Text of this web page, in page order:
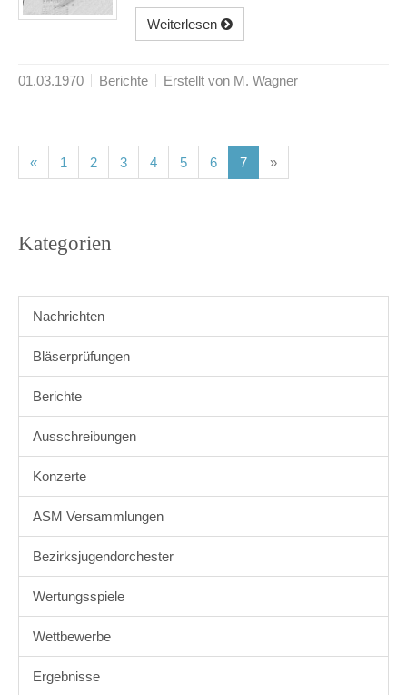
Weiterlesen
01.03.1970 Berichte Erstellt von M. Wagner
« 1 (current)
2(current)
3(current)
4(current)
5(current)
6(current)
7(current)
»
Kategorien
Nachrichten
Bläserprüfungen
Berichte
Ausschreibungen
Konzerte
ASM Versammlungen
Bezirksjugendorchester
Wertungsspiele
Wettbewerbe
Ergebnisse